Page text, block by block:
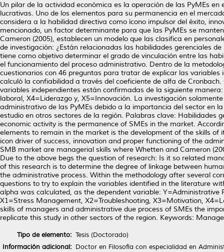
Un pilar de la actividad económica es la operación de las PyMEs
lucrativas. Uno de los elementos para su permanencia en el
considera a la habilidad directiva como ícono impulsor del éxito,
mencionado, un factor determinante para que las PyMEs se
Cameron (2005), establecen un modelo que las clasifica en
de investigación: ¿Están relacionadas las habilidades gerenciales
tiene como objetivo determinar el grado de vinculación entre las
el funcionamiento del proceso administrativo. Dentro de la
cuestionarios con 46 preguntas para tratar de explicar las
calculó la confiabilidad a través del coeficiente de alfa de
variables independientes están confirmadas de la siguiente
laboral, X4=Liderazgo y, X5=Innovación. La investigación
administrativo de las PyMEs debido a la importancia del sector en
estudio en otros sectores de la región. Palabras clave: Habilidades
economic activity is the permanence of SMEs in the market.
elements to remain in the market is the development of the skills
icon driver of success, innovation and proper functioning of the
SMB market are managerial skills where Whetten and Cameron
Due to the above begs the question of research: Is it so related
of this research is to determine the degree of linkage between
the administrative process. Within the methodology after several
questions to try to explain the variables identified in the literature
alpha was calculated, as the dependent variable:
X1=Stress Management, X2=Troubleshooting, X3=Motivation,
skills of managers and administrative due process of SMEs the
replicate this study in other sectors of the region. Keywords:
Tipo de elemento: Tesis (Doctorado)
Información adicional: Doctor en Filosofía con especialidad en